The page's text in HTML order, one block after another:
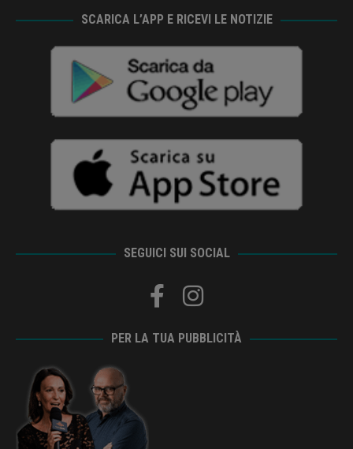
SCARICA L’APP E RICEVI LE NOTIZIE
SEGUICI SUI SOCIAL
PER LA TUA PUBBLICITÀ